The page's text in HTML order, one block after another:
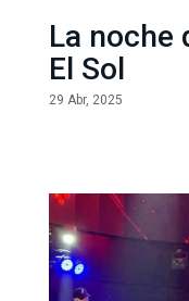
La noche
El Sol
29 Abr, 2025